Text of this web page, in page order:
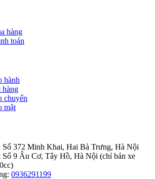
hàng
toán
hành
hàng
chuyển
mật
Số 372 Minh Khai, Hai Bà Trưng, Hà Nội
Số 9 Âu Cơ, Tây Hồ, Hà Nội (chỉ bán xe
0936291199